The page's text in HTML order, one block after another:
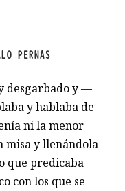
PERNAS
desgarbado y —
y hablaba de
ni la menor
misa y llenándola
que predicaba
con los que se